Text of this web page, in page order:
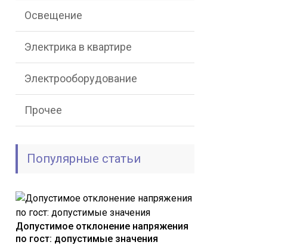
Освещение
Электрика в квартире
Электрооборудование
Прочее
Популярные статьи
Допустимое отклонение напряжения
по гост: допустимые значения